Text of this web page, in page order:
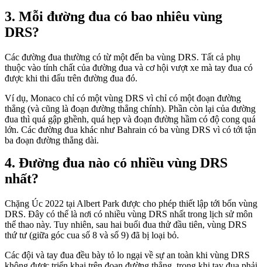
Mỗi đường đua có bao nhiêu vùng
DRS?
Các đường đua thường có từ một đến ba vùng DRS. Tất cả phụ
thuộc vào tính chất của đường đua và cơ hội vượt xe mà tay đua có
được khi thi đấu trên đường đua đó.
Ví dụ, Monaco chỉ có một vùng DRS vì chỉ có một đoạn đường
thẳng (và cũng là đoạn đường thẳng chính). Phần còn lại của đường
đua thì quá gập ghềnh, quá hẹp và đoạn đường hầm có độ cong quá
lớn. Các đường đua khác như Bahrain có ba vùng DRS vì có tới tận
ba đoạn đường thẳng dài.
Đường đua nào có nhiều vùng DRS
nhất?
Chặng Úc 2022 tại Albert Park được cho phép thiết lập tới bốn vùng
DRS. Đây có thể là nơi có nhiều vùng DRS nhất trong lịch sử môn
thể thao này. Tuy nhiên, sau hai buổi đua thử đầu tiên, vùng DRS
thứ tư (giữa góc cua số 8 và số 9) đã bị loại bỏ.
Các đội và tay đua đều bày tỏ lo ngại về sự an toàn khi vùng DRS